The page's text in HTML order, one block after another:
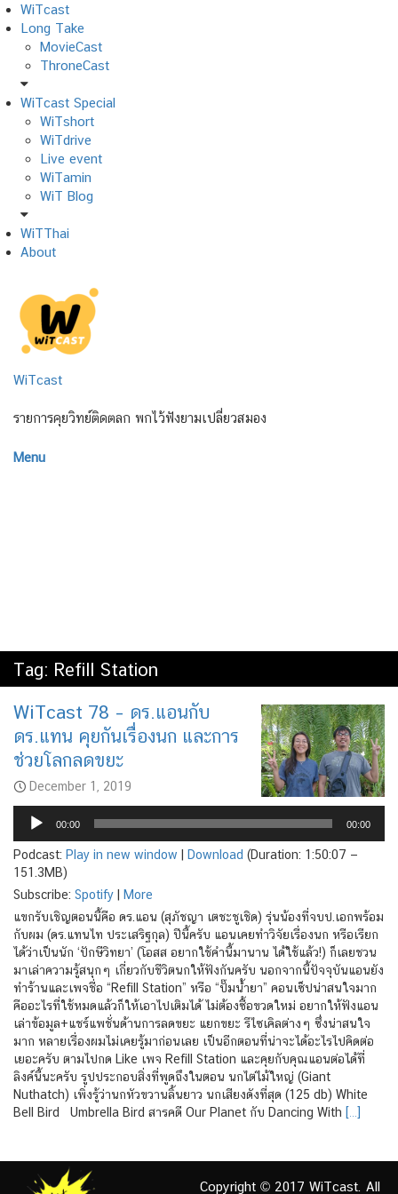
Skip
to
content
WiTcast
Long Take
MovieCast
ThroneCast
WiTcast Special
WiTshort
WiTdrive
Live event
WiTamin
WiT Blog
WiTThai
About
WiTcast
รายการคุยวิทย์ติดตลก พกไว้ฟังยามเปลี่ยวสมอง
Menu
Tag: Refill Station
WiTcast 78 – ดร.แอนกับ
ดร.แทน คุยกันเรื่องนก และการ
ช่วยโลกลดขยะ
December 1, 2019
Audio
Player
00:00 00:00
Podcast: Play in new window Download (Duration: 1:50:07 —
151.3MB)
Subscribe: Spotify
More
แขกรับเชิญตอนนี้คือ ดร.แอน (สุภัชญา เตชะชูเชิด) รุ่นน้องที่จบป.เอกพร้อม
กับผม (ดร.แทนไท ประเสริฐกุล) ปีนี้ครับ แอนเคยทำวิจัยเรื่องนก หรือเรียก
ได้ว่าเป็นนัก ‘ปักษีวิทยา’ (โอสส อยากใช้คำนี้มานาน ได้ใช้แล้ว!) ก็เลยชวน
มาเล่าความรู้สนุกๆ เกี่ยวกับชีวิตนกให้ฟังกันครับ นอกจากนี้ปัจจุบันแอนยัง
ทำร้านและเพจชื่อ “Refill Station” หรือ “ปั๊มน้ำยา” คอนเซ็ปน่าสนใจมาก
คืออะไรที่ใช้หมดแล้วก็ให้เอาไปเติมได้ ไม่ต้องซื้อขวดใหม่ อยากให้ฟังแอน
เล่าข้อมูล+แชร์แพชั่นด้านการลดขยะ แยกขยะ รีไซเคิลต่างๆ ซึ่งน่าสนใจ
มาก หลายเรื่องผมไม่เคยรู้มาก่อนเลย เป็นอีกตอนที่น่าจะได้อะไรไปคิดต่อ
เยอะครับ ตามไปกด Like เพจ Refill Station และคุยกับคุณแอนต่อได้ที่
ลิงค์นี้นะครับ รูปประกอบสิ่งที่พูดถึงในตอน นกไต่ไม้ใหญ่ (Giant
Nuthatch) เพิ่งรู้ว่านกหัวขวานลิ้นยาว นกเสียงดังที่สุด (125 db) White
Bell Bird Umbrella Bird สารคดี Our Planet กับ Dancing With […]
Copyright © 2017 WiTcast. All